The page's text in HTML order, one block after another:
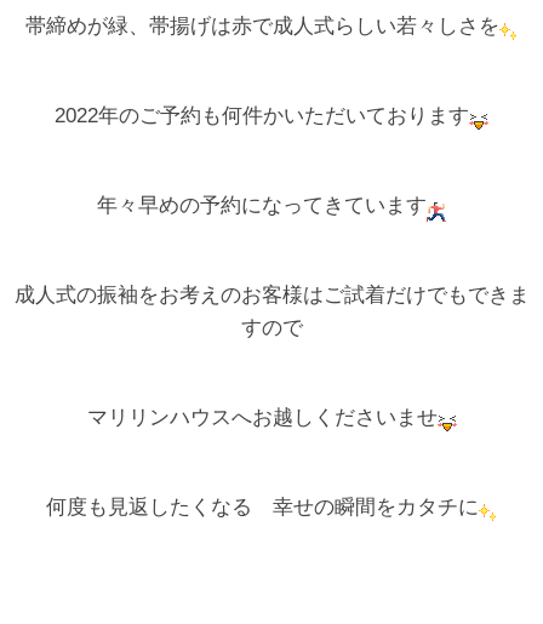
帯締めが緑、帯揚げは赤で成人式らしい若々しさを
2022年のご予約も何件かいただいております
年々早めの予約になってきています
成人式の振袖をお考えのお客様はご試着だけでもできま
すので
マリリンハウスへお越しくださいませ
何度も見返したくなる 幸せの瞬間をカタチに